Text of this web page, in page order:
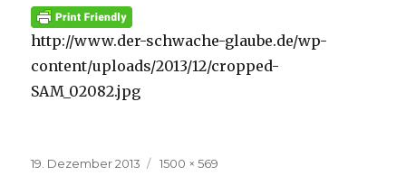
http://www.der-schwache-glaube.de/wp-
content/uploads/2013/12/cropped-
SAM_02082.jpg
Veröffentlicht
19. Dezember 2013
Volle
1500 × 569